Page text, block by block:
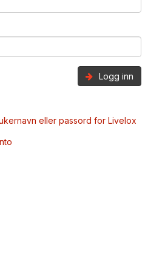
Logg inn
eller passord for Livelox